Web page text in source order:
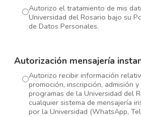
Autorizo el tratamiento de mis
Universidad del Rosario bajo su
de Datos Personales.
Autorización mensajería
Autorizo recibir información
promoción, inscripción, admisión
programas de la Universidad del
cualquier sistema de mensajería
por la Universidad (WhatsApp,